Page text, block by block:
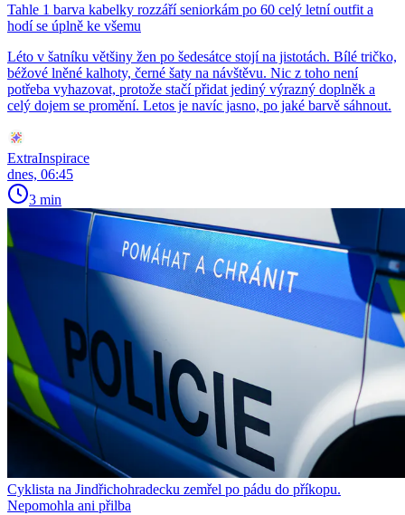
Tahle 1 barva kabelky rozzáří seniorkám po 60 celý letní outfit a
hodí se úplně ke všemu
Léto v šatníku většiny žen po šedesátce stojí na jistotách. Bílé tričko,
béžové lněné kalhoty, černé šaty na návštěvu. Nic z toho není
potřeba vyhazovat, protože stačí přidat jediný výrazný doplněk a
celý dojem se promění. Letos je navíc jasno, po jaké barvě sáhnout.
ExtraInspirace
dnes, 06:45
3 min
Cyklista na Jindřichohradecku zemřel po pádu do příkopu.
Nepomohla ani přilba